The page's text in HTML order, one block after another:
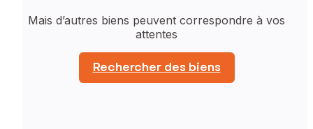
Mais d’autres biens peuvent correspondre à vos
attentes
Rechercher des biens